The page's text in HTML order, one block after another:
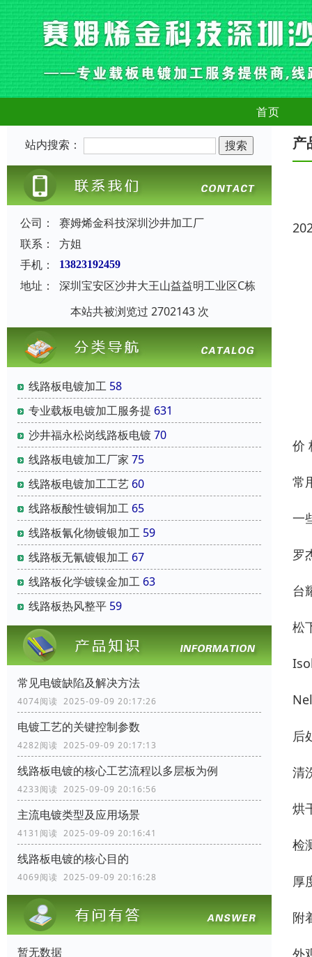
首页
站内搜索：
公司：
赛姆烯金科技深圳沙井加工厂
联系：
方姐
手机：
13823192459
地址：
深圳宝安区沙井大王山益益明工业区C栋
本站共被浏览过 2702143 次
线路板电镀加工 58
专业载板电镀加工服务提 631
沙井福永松岗线路板电镀70
线路板电镀加工厂家 75
线路板电镀加工工艺 60
线路板酸性镀铜加工 65
线路板氰化物镀银加工 59
线路板无氰镀银加工 67
线路板化学镀镍金加工 63
线路板热风整平 59
常见电镀缺陷及解决方法
4074阅读 2025-09-09 20:17:26
电镀工艺的关键控制参数
4282阅读 2025-09-09 20:17:13
线路板电镀的核心工艺流程以多层板为例
4233阅读 2025-09-09 20:16:56
主流电镀类型及应用场景
4131阅读 2025-09-09 20:16:41
线路板电镀的核心目的
4069阅读 2025-09-09 20:16:28
暂无数据
产
价
常
一
罗
台
松
后
清
烘
检
厚
附
外